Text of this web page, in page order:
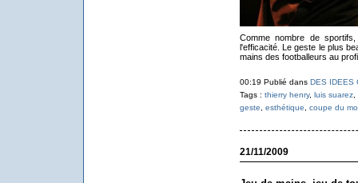
Comme nombre de
l'efficacité. Le geste le plus
mains des footballeurs au
00:19 Publié dans DES IDEES
Tags : thierry henry, luis suarez,
geste
esthétique coupe du
21/11/2009